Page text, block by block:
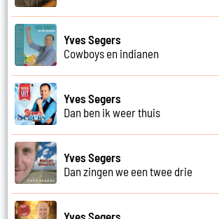
Yves Segers
Cowboys en indianen
Yves Segers
Dan ben ik weer thuis
Yves Segers
Dan zingen we een twee drie
Yves Segers